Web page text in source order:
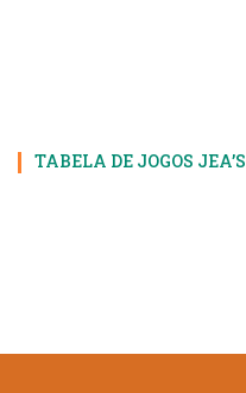
TABELA DE JOGOS JEA’S